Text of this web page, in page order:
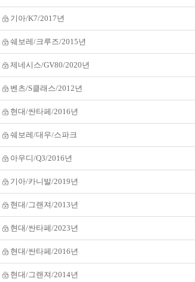
기아/K7/2017년
쉐보레/크루즈/2015년
제네시스/GV80/2020년
벤츠/S클래스/2012년
현대/싼타페/2016년
쉐보레/대우/스파크
아우디/Q3/2016년
기아/카니발/2019년
현대/그랜져/2013년
현대/싼타페/2023년
현대/싼타페/2016년
현대/그랜져/2014년